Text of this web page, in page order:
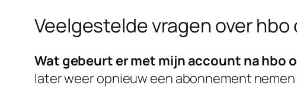
Veelgestelde vragen over hbo
Wat gebeurt er met mijn account na hbo
later weer opnieuw een abonnement